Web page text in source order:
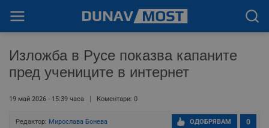
Изложба в Русе показва капаните
пред учениците в интернет
19 май 2026 - 15:39 часа Коментари: 0
Редактор: Мирослава Бонева 0
ОДОБРЯВАМ